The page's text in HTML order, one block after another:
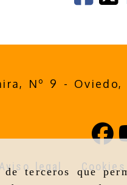
terceros que
Nº 9 - Oviedo,
legal Cookies